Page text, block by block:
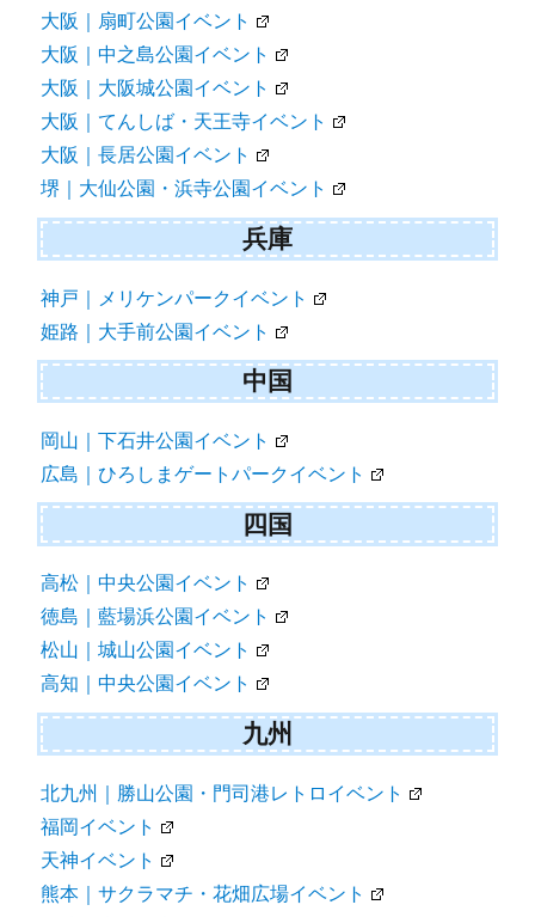
大阪｜扇町公園イベント
大阪｜中之島公園イベント
大阪｜大阪城公園イベント
大阪｜てんしば・天王寺イベント
大阪｜長居公園イベント
堺｜大仙公園・浜寺公園イベント
兵庫
神戸｜メリケンパークイベント
姫路｜大手前公園イベント
中国
岡山｜下石井公園イベント
広島｜ひろしまゲートパークイベント
四国
高松｜中央公園イベント
徳島｜藍場浜公園イベント
松山｜城山公園イベント
高知｜中央公園イベント
九州
北九州｜勝山公園・門司港レトロイベント
福岡イベント
天神イベント
熊本｜サクラマチ・花畑広場イベント